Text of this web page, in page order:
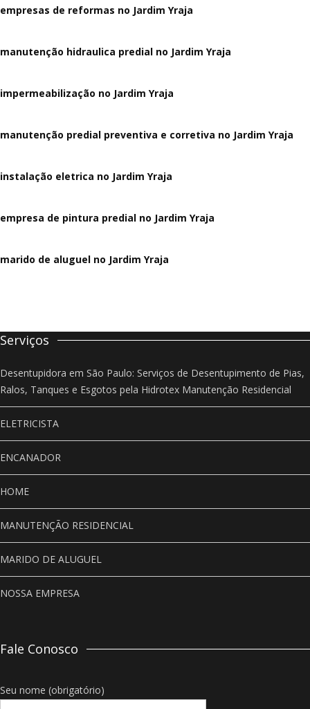
empresas de reformas no Jardim Yraja
manutenção hidraulica predial no Jardim Yraja
impermeabilização no Jardim Yraja
manutenção predial preventiva e corretiva no Jardim Yraja
instalação eletrica no Jardim Yraja
empresa de pintura predial no Jardim Yraja
marido de aluguel no Jardim Yraja
Serviços
Desentupidora em São Paulo: Serviços de Desentupimento de Pias,
Ralos, Tanques e Esgotos pela Hidrotex Manutenção Residencial
ELETRICISTA
ENCANADOR
HOME
MANUTENÇÃO RESIDENCIAL
MARIDO DE ALUGUEL
NOSSA EMPRESA
Fale Conosco
Seu nome (obrigatório)